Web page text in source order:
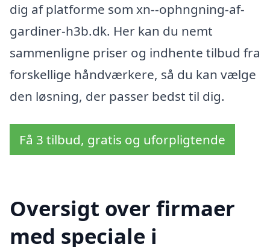
dig af platforme som xn--ophngning-af-
gardiner-h3b.dk. Her kan du nemt
sammenligne priser og indhente tilbud fra
forskellige håndværkere, så du kan vælge
den løsning, der passer bedst til dig.
Få 3 tilbud, gratis og uforpligtende
Oversigt over firmaer
med speciale i